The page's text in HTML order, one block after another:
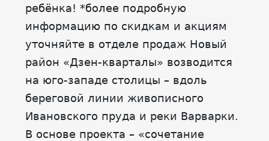
ребёнка! *более подробную
информацию по скидкам и акциям
уточняйте в отделе продаж Новый
район «Дзен-кварталы» возводится
на юго-западе столицы – вдоль
береговой линии живописного
Ивановского пруда и реки Варварки.
В основе проекта – «сочетание